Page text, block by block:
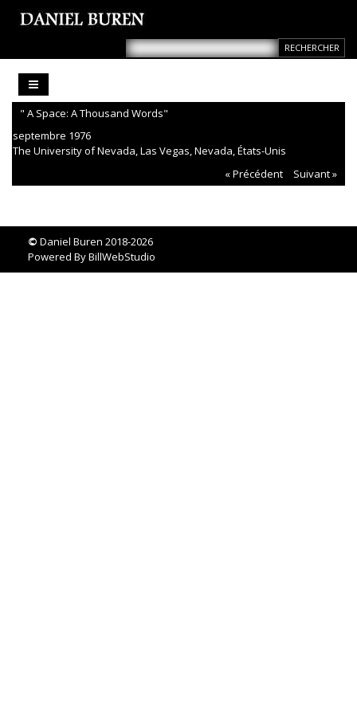
" A Space: A Thousand Words"
septembre 1976
The University of Nevada, Las Vegas, Nevada, États-Unis
« Précédent
Suivant »
© Daniel Buren 2018-2026
Powered ByBillWebStudio